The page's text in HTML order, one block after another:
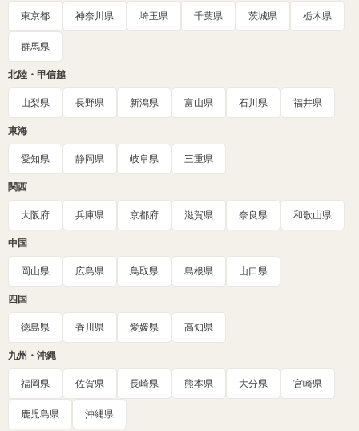
東京都 神奈川県 埼玉県 千葉県 茨城県 栃木県
群馬県
北陸・甲信越
山梨県 長野県 新潟県 富山県 石川県 福井県
東海
愛知県 静岡県 岐阜県 三重県
関西
大阪府 兵庫県 京都府 滋賀県 奈良県 和歌山県
中国
岡山県 広島県 鳥取県 島根県 山口県
四国
徳島県 香川県 愛媛県 高知県
九州・沖縄
福岡県 佐賀県 長崎県 熊本県 大分県 宮崎県
鹿児島県 沖縄県